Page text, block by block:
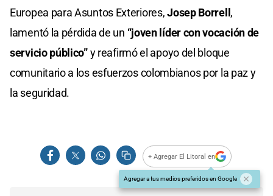
Europea para Asuntos Exteriores,Josep Borrell ,
lamentó la pérdida de un “joven líder con vocación de
servicio público”y reafirmó el apoyo del bloque
comunitario a los esfuerzos colombianos por la paz y
la seguridad.
+ Agregar El Litoral en
Agregar a tus medios preferidos en Google